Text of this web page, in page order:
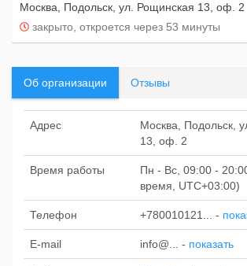
Москва, Подольск, ул. Рощинская 13, оф. 2
закрыто, откроется через 53 минуты
Об организации Отзывы
Адрес
Москва, Подольск,
13, оф. 2
Время работы
Пн - Вс, 09:00 -
время, UTC+03:00)
Телефон +780010121... -
E-mail info@... - показать